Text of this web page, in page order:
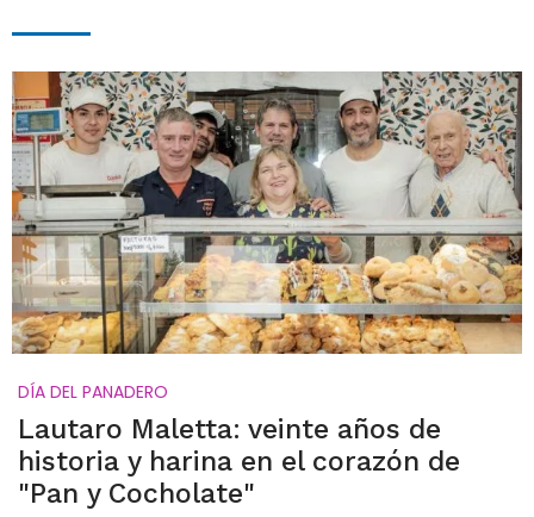
DÍA DEL PANADERO
Lautaro Maletta: veinte años de
historia y harina en el corazón de
"Pan y Cocholate"